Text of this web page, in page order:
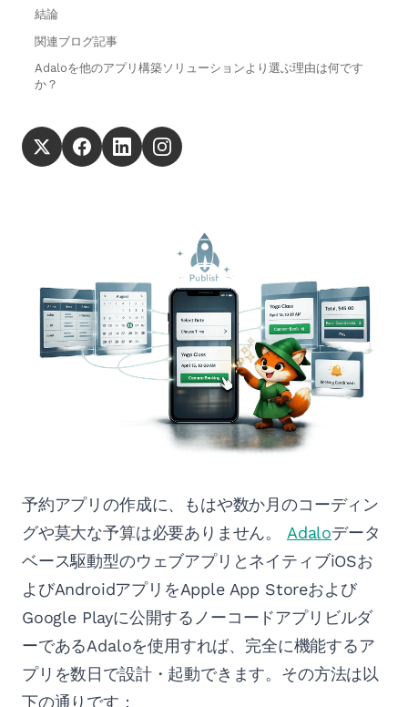
結論
関連ブログ記事
Adaloを他のアプリ構築ソリューションより選ぶ理由は何です
か？
予約アプリの作成に、もはや数か月のコーディン
グや莫大な予算は必要ありません。 Adaloデータ
ベース駆動型のウェブアプリとネイティブiOSお
よびAndroidアプリをApple App Storeおよび
Google Playに公開するノーコードアプリビルダ
ーであるAdaloを使用すれば、完全に機能するア
プリを数日で設計・起動できます。その方法は以
下の通りです：